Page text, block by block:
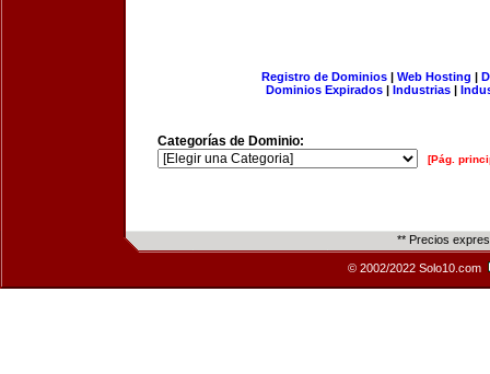
Registro de Dominios| Web Hosting |
Dominios Expirados | Industrias |
Categorías de Dominio:
[Pág.
** Precios
© 2002/2022 Solo10.com